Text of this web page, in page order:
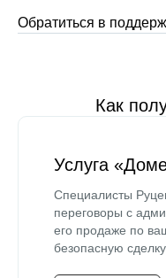
Обратиться в
Как
Услуга
Специалисты
переговоры с
его продаже по
безопасную сделку.